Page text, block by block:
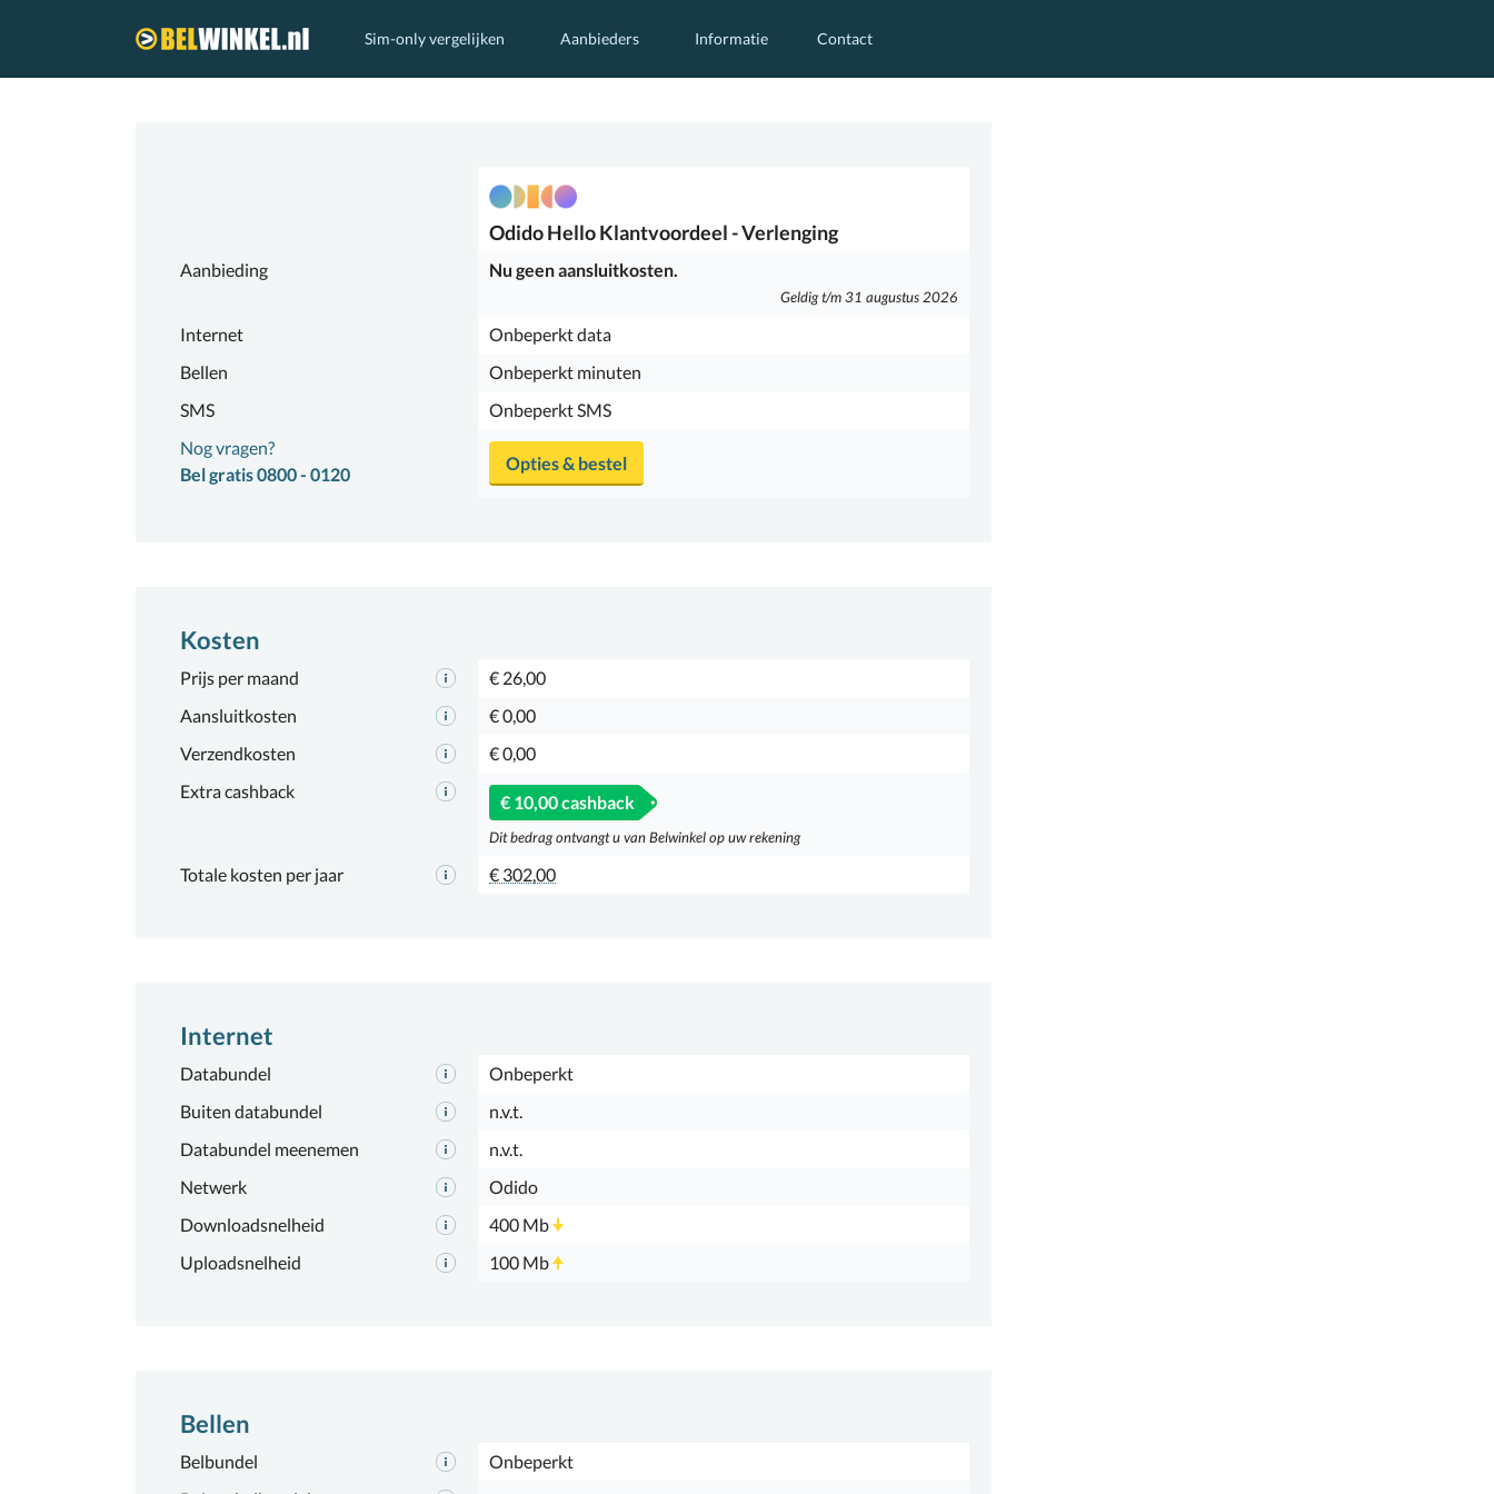
Sim-only vergelijken Aanbieders Informatie Contact
OdidoHello Klantvoordeel - Verlenging
Aanbieding Nu geen aansluitkosten.
Geldig t/m 31 augustus 2026
Internet
Onbeperkt data
Bellen
Onbeperkt minuten
SMS
Onbeperkt SMS
Nog vragen?
Bel gratis 0800 - 0120
Opties & bestel
Kosten
Prijs per maand
€ 26,00
Aansluitkosten
€ 0,00
Verzendkosten
€ 0,00
Extra cashback
€ 10,00 cashback
Dit bedrag ontvangt u van Belwinkel op uw rekening
Totale kosten per jaar € 302,00
Internet
Databundel
Onbeperkt
Buiten databundel
n.v.t.
Databundel meenemen
n.v.t.
Netwerk
Odido
Downloadsnelheid
400 Mb
Uploadsnelheid
100 Mb
Bellen
Belbundel
Onbeperkt